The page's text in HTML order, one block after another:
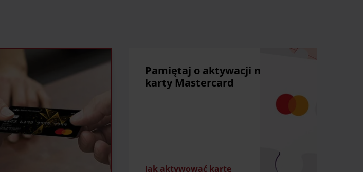
Pamiętaj o aktywacji nowej
karty Mastercard
Jak aktywować kartę